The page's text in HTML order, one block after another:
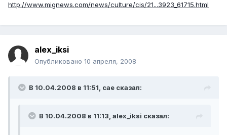
http://www.mignews.com/news/culture/cis/21...3923_61715.html
alex_iksi
Опубликовано 10 апреля, 2008
В 10.04.2008 в 11:51, cae сказал:
В 10.04.2008 в 11:13, alex_iksi сказал: